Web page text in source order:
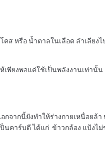
หรือ น้ำตาลในเลือด ลำเลียง
ยงพอแค่ใช้เป็นพลังงานเท่านั้
ากนี้ยังทำให้ร่างกายเหนื่อยล้
นคาร์บดี ได้แก่ ข้าวกล้อง แป้ง